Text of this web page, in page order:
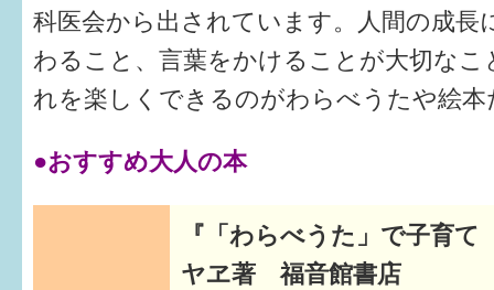
科医会から出されています。人間の成長
わること、言葉をかけることが大切なこ
れを楽しくできるのがわらべうたや絵
●おすすめ大人の本
『「わらべうた」で子育
ヤヱ著 福音館書店